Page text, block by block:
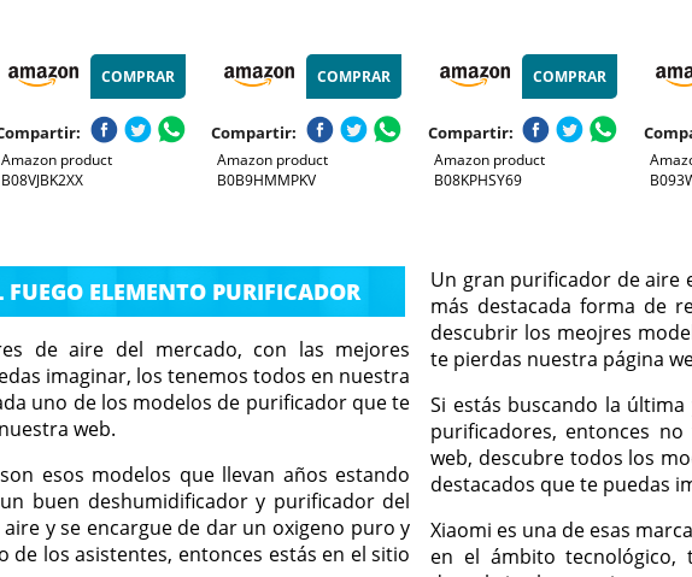
COMPRAR
Amazon product
B08VJBK2XX
COMPRAR
Compartir:
Amazon product
B0B9HMMPKV
COMPRAR
Compartir:
Amazon product
B08KPHSY69
FUEGO ELEMENTO PURIFICADOR
de aire del mercado, con las mejores
imaginar, los tenemos todos en nuestra
uno de los modelos de purificador que te
web.
esos modelos que llevan años estando
buen deshumidificador y purificador del
y se encargue de dar un oxigeno puro y
de los asistentes, entonces estás en el sitio
Un gran purificador de aire
más destacada forma de
descubrir los meojres
te pierdas nuestra página
Si estás buscando la
purificadores, entonces
web, descubre todos los
destacados que te puedas
Xiaomi es una de esas
en el ámbito tecnológico,